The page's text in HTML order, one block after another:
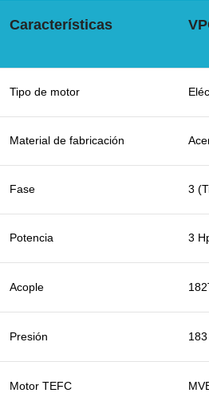
Características
Tipo de motor
Material de fabricación
Fase 3
Potencia 3
Acople
Presión
Motor TEFC